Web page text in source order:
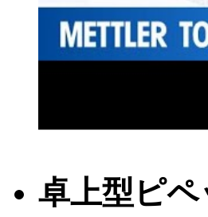
卓上型ピペ